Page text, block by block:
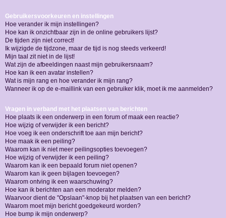
Gebruikersvoorkeuren en instellingen
Hoe verander ik mijn instellingen?
Hoe kan ik onzichtbaar zijn in de online gebruikers lijst?
De tijden zijn niet correct!
Ik wijzigde de tijdzone, maar de tijd is nog steeds verkeerd!
Mijn taal zit niet in de lijst!
Wat zijn de afbeeldingen naast mijn gebruikersnaam?
Hoe kan ik een avatar instellen?
Wat is mijn rang en hoe verander ik mijn rang?
Wanneer ik op de e-maillink van een gebruiker klik, moet ik me aanmelden?
Vragen in verband met het plaatsen van berichten
Hoe plaats ik een onderwerp in een forum of maak een reactie?
Hoe wijzig of verwijder ik een bericht?
Hoe voeg ik een onderschrift toe aan mijn bericht?
Hoe maak ik een peiling?
Waarom kan ik niet meer peilingsopties toevoegen?
Hoe wijzig of verwijder ik een peiling?
Waarom kan ik een bepaald forum niet openen?
Waarom kan ik geen bijlagen toevoegen?
Waarom ontving ik een waarschuwing?
Hoe kan ik berichten aan een moderator melden?
Waarvoor dient de "Opslaan"-knop bij het plaatsen van een bericht?
Waarom moet mijn bericht goedgekeurd worden?
Hoe bump ik mijn onderwerp?